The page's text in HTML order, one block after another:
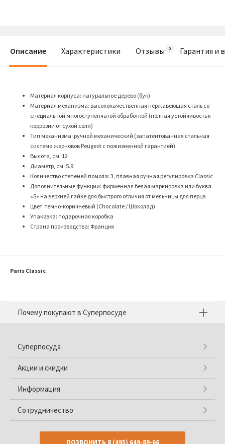
Описание Характеристики Отзывы Гарантия и
Материал корпуса: натуральное дерево (бук)
Материал механизма: высококачественная нержавеющая сталь со
специальной многоступенчатой обработкой (полная устойчивость к
коррозии от сухой соли)
Тип механизма: ручной механический (запатентованная стальная
система жерновов Peugeot с пожизненной гарантией)
Высота, см: 12
Диаметр, см: 5.9
Количество степеней помола: 3, плавная ручная регулировка Classic
Дополнительные функции: фирменная белая маркировка или буква
«S» на верхней гайке для быстрого отличия от мельницы для перца
Цвет: темно-коричневый (Chocolate / Шоколад)
Упаковка: подарочная коробка
Страна производства: Франция
Paris Classic
Почему покупают в Суперпосуде
Суперпосуда
Акции и скидки
Информация
Сотрудничество
ПОЗВОНИТЬ 8 (495) 649-89-66